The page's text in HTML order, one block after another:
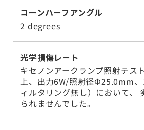
コーンハーフアングル
2 degrees
光学損傷レート
キセノンアークランプ照射テス
上、出力6W/照射径Φ25.0mm
ィルタリング無し）において、
られませんでした。